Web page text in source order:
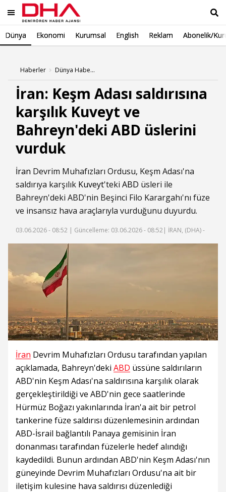
Dünya Ekonomi Kurumsal English Reklam Abonelik/
Haberler Dünya Haberleri
İran: Keşm Adası saldırısına
karşılık Kuveyt ve
Bahreyn'deki ABD üslerini
vurduk
İran Devrim Muhafızları Ordusu, Keşm Adası'na
saldırıya karşılık Kuveyt'teki ABD üsleri ile
Bahreyn'deki ABD'nin Beşinci Filo Karargahı'nı füze
ve insansız hava araçlarıyla vurduğunu duyurdu.
03.06.2026 - 08:52 | Güncelleme: 03.06.2026 - 08:52 | İRAN, (DHA) -
İran Devrim Muhafızları Ordusu tarafından yapılan
açıklamada, Bahreyn'deki ABD üssüne saldırıların
ABD'nin Keşm Adası'na saldırısına karşılık olarak
gerçekleştirildiği ve ABD'nin gece saatlerinde
Hürmüz Boğazı yakınlarında İran'a ait bir petrol
tankerine füze saldırısı düzenlemesinin ardından
ABD-İsrail bağlantılı Panaya gemisinin İran
donanması tarafından füzelerle hedef alındığı
kaydedildi. Bunun ardından ABD'nin Keşm Adası'nın
güneyinde Devrim Muhafızları Ordusu'na ait bir
iletişim kulesine hava saldırısı düzenlediği